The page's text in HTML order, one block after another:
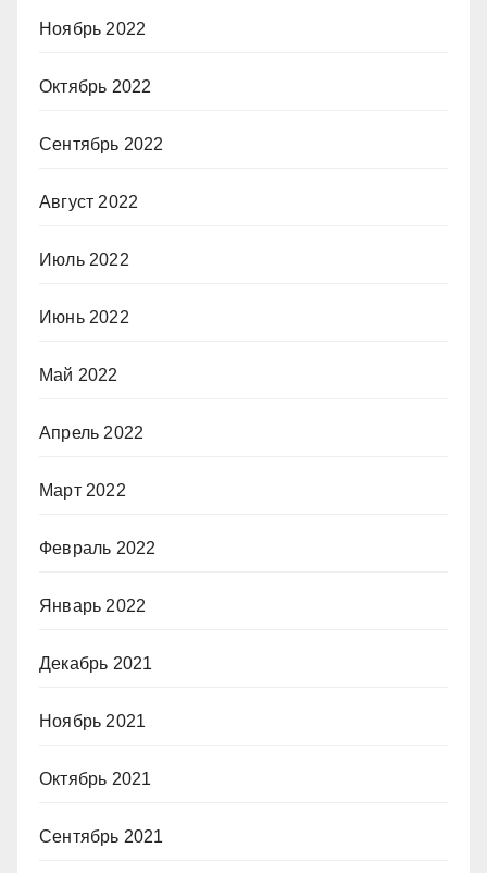
Ноябрь 2022
Октябрь 2022
Сентябрь 2022
Август 2022
Июль 2022
Июнь 2022
Май 2022
Апрель 2022
Март 2022
Февраль 2022
Январь 2022
Декабрь 2021
Ноябрь 2021
Октябрь 2021
Сентябрь 2021